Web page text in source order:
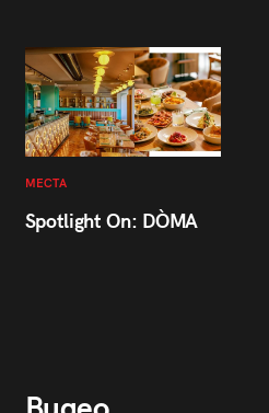
МЕСТА
Spotlight On: DÒMA